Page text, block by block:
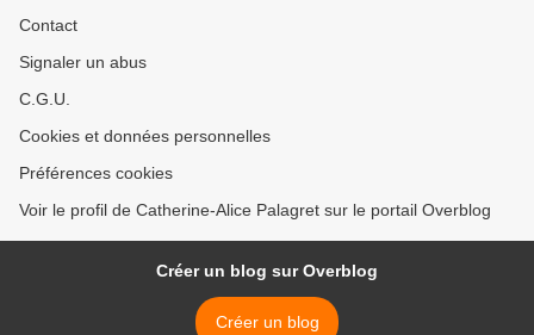
Contact
Signaler un abus
C.G.U.
Cookies et données personnelles
Préférences cookies
Voir le profil de Catherine-Alice Palagret sur le portail Overblog
Créer un blog sur Overblog
Créer un blog